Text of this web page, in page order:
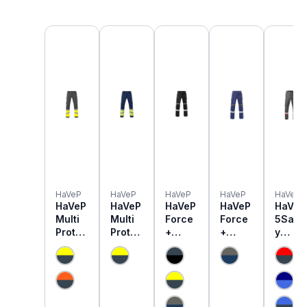
Produktgalerie überspringen
HaVeP
HaVeP
Multi
Protec
tor+
MultiN
orm
Warns
HaVeP
HaVeP
Multi
Protec
tor+
BW
HaVeP
HaVeP
Force
+
80395
MultiN
orm
Schw
eisser
HaVeP
HaVeP
Force
+
80396
MultiN
HaVeP
HaVeP
5Safet
y
Image
+
MultiN
orm